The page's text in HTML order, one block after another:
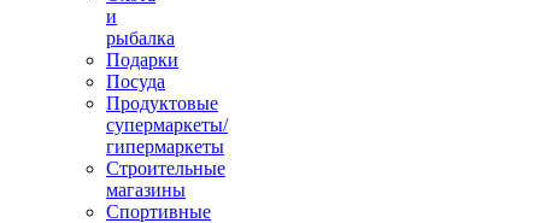
и
рыбалка
Подарки
Посуда
Продуктовые
супермаркеты/
гипермаркеты
Строительные
магазины
Спортивные